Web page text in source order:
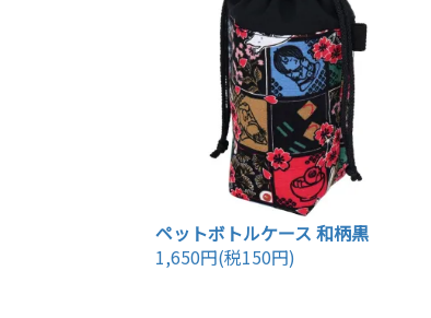
ペットボトルケース 和柄黒
1,650円(税150円)